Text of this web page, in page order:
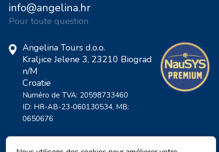
info@angelina.hr
Pour toute question
Angelina Tours d.o.o.
Kraljice Jelene 3, 23210 Biograd
n/M
Croatie
Numéro de TVA: 20598733460
ID: HR-AB-23-060130534, MB:
0650676